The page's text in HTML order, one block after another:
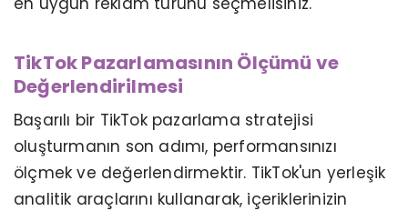
TikTok Pazarlamasının Ölçümü ve
Değerlendirilmesi
Başarılı bir TikTok pazarlama stratejisi
oluşturmanın son adımı, performansınızı
ölçmek ve değerlendirmektir. TikTok'un yerleşik
analitik araçlarını kullanarak, içeriklerinizin